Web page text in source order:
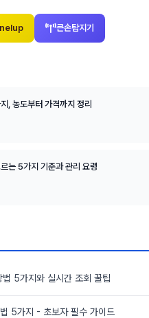
큰손탐지기
, 농도부터 가격까지 정리
는 5가지 기준과 관리 요령
5가지와 실시간 조회 꿀팁
5가지 - 초보자 필수 가이드